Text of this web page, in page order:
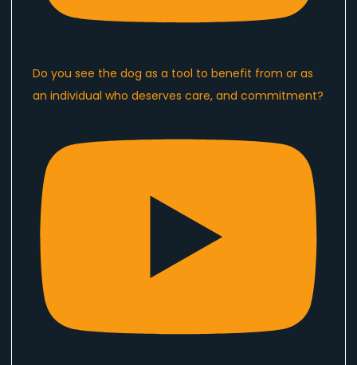
Do you see the dog as a tool to benefit from or as
an individual who deserves care, and commitment?